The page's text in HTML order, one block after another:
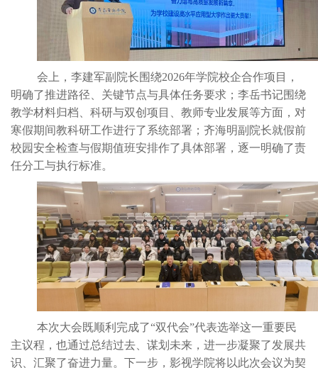
会上，李建军副院长围绕2026年学院校企合作项目，
明确了推进路径、关键节点与具体任务要求；李岳书记围绕
教学材料归档、科研与双创项目、教师专业发展等方面，对
寒假期间教科研工作进行了系统部署；齐海明副院长就假前
校园安全检查与假期值班安排作了具体部署，逐一明确了责
任分工与执行标准。
本次大会既顺利完成了“双代会”代表选举这一重要民
主议程，也通过总结过去、谋划未来，进一步凝聚了发展共
识、汇聚了奋进力量。下一步，影视学院将以此次会议为契